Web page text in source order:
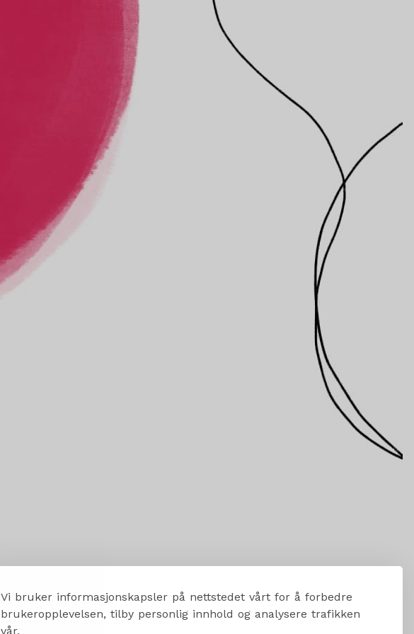
Vi bruker informasjonskapsler på nettstedet vårt for å forbedre
brukeropplevelsen, tilby personlig innhold og analysere trafikken
vår.